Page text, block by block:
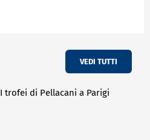
VEDI TUTTI
I trofei di Pellacani a Parigi